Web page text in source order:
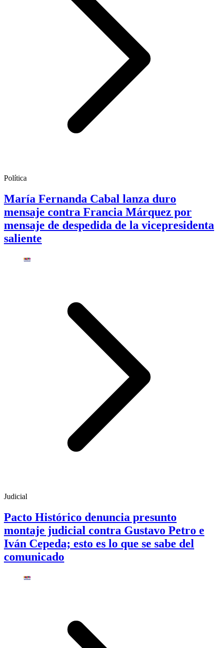
Política
María Fernanda Cabal lanza duro
mensaje contra Francia Márquez por
mensaje de despedida de la vicepresidenta
saliente
Judicial
Pacto Histórico denuncia presunto
montaje judicial contra Gustavo Petro e
Iván Cepeda; esto es lo que se sabe del
comunicado